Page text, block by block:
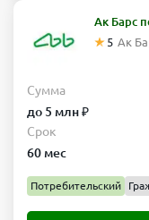
Ак Барс
5 Ак
Сумма
до 5 млн ₽
Срок
60 мес
Потребительский